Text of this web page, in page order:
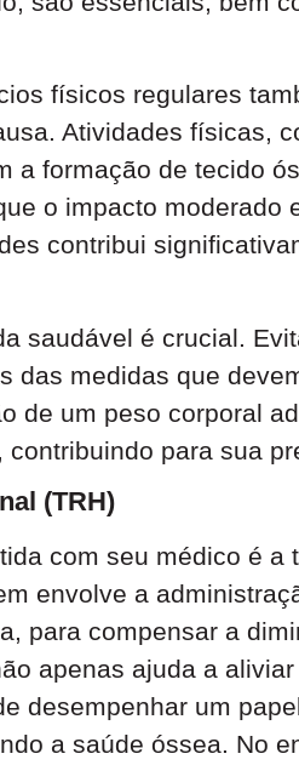
físicos regulares
Atividades físicas,
a formação de tecido
o impacto moderado
contribui
saudável é crucial.
das medidas que
de um peso corporal
para sua
(TRH)
com seu médico é a
envolve a
para compensar a
apenas ajuda a
desempenhar um
a saúde óssea. No